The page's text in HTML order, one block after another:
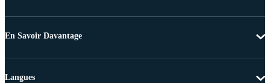
En Savoir Davantage
Langues